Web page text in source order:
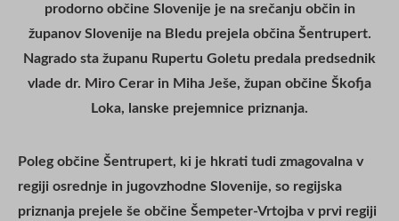
prodorno občine Slovenije je na srečanju občin in
županov Slovenije na Bledu prejela občina Šentrupert.
Nagrado sta županu Rupertu Goletu predala predsednik
vlade dr. Miro Cerar in Miha Ješe, župan občine Škofja
Loka, lanske prejemnice priznanja.
Poleg občine Šentrupert, ki je hkrati tudi zmagovalna v
regiji osrednje in jugovzhodne Slovenije, so regijska
priznanja prejele še občine Šempeter-Vrtojba v prvi regiji